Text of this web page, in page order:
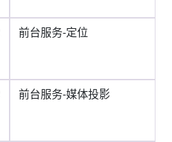
前台服务-定位
前台服务-媒体投影